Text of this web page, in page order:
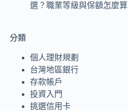
選？職業等級與保額怎麼算
分類
個人理財規劃
台灣地區銀行
存款帳戶
投資入門
挑選信用卡